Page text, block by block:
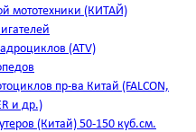
мототехники (КИТАЙ)
(ATV)
пр-ва Китай (FALCON,
и др.)
(Китай) 50-150 куб.см.